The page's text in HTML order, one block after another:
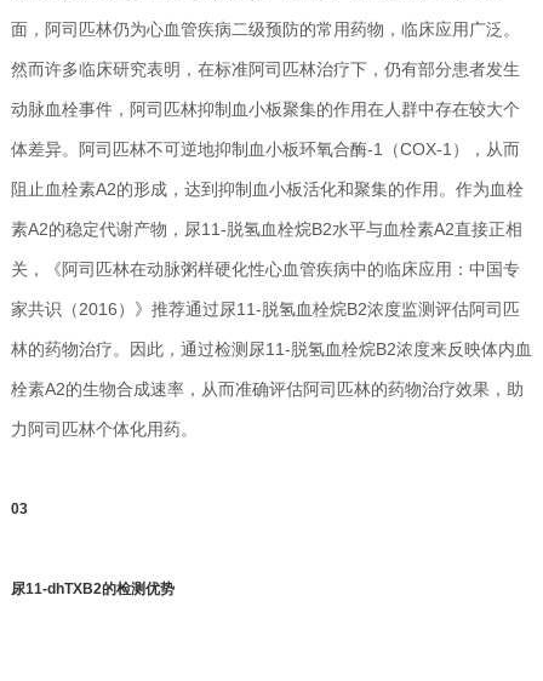
面，阿司匹林仍为心血管疾病二级预防的常用药物，临床应用广泛。
然而许多临床研究表明，在标准阿司匹林治疗下，仍有部分患者发生
动脉血栓事件，阿司匹林抑制血小板聚集的作用在人群中存在较大个
体差异。阿司匹林不可逆地抑制血小板环氧合酶-1（COX-1），从而
阻止血栓素A2的形成，达到抑制血小板活化和聚集的作用。作为血栓
素A2的稳定代谢产物，尿11-脱氢血栓烷B2水平与血栓素A2直接正相
关，《阿司匹林在动脉粥样硬化性心血管疾病中的临床应用：中国专
家共识（2016）》推荐通过尿11-脱氢血栓烷B2浓度监测评估阿司匹
林的药物治疗。因此，通过检测尿11-脱氢血栓烷B2浓度来反映体内血
栓素A2的生物合成速率，从而准确评估阿司匹林的药物治疗效果，助
力阿司匹林个体化用药。
03
尿11-dhTXB2的检测优势